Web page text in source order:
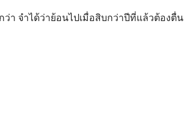
า จำได้ว่าย้อนไปเมื่อสิบกว่าปีที่แล้วต้องตื่น